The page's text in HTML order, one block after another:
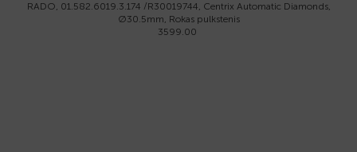
RADO, 01.582.6019.3.174 /R30019744, Centrix Automatic Diamonds,
Ø30.5mm, Rokas pulkstenis
3599.00